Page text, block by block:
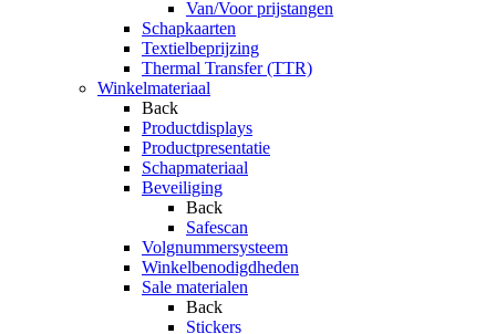
Van/Voor prijstangen
Schapkaarten
Textielbeprijzing
Thermal Transfer (TTR)
Winkelmateriaal
Back
Productdisplays
Productpresentatie
Schapmateriaal
Beveiliging
Back
Safescan
Volgnummersysteem
Winkelbenodigdheden
Sale materialen
Back
Stickers